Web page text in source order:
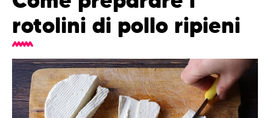
rotolini di pollo ripieni